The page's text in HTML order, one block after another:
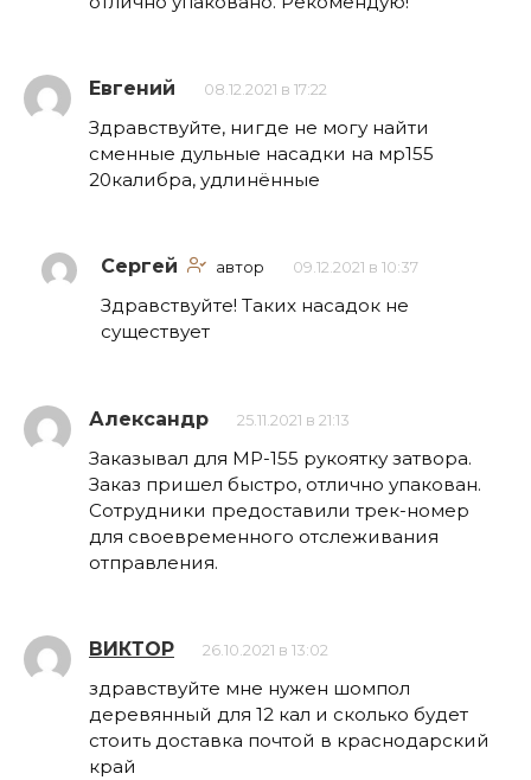
Евгений 08.12.2021 в 17:22
Здравствуйте, нигде не могу найти
сменные дульные насадки на мр155
20калибра, удлинённые
Сергей автор 09.12.2021 в 10:37
Здравствуйте! Таких насадок не
существует
Александр 25.11.2021 в 21:13
Заказывал для МР-155 рукоятку затвора.
Заказ пришел быстро, отлично упакован.
Сотрудники предоставили трек-номер
для своевременного отслеживания
отправления.
ВИКТОР 26.10.2021 в 13:02
здравствуйте мне нужен шомпол
деревянный для 12 кал и сколько будет
стоить доставка почтой в краснодарский
край